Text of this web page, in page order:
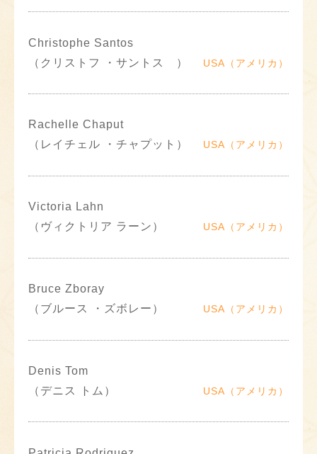
Christophe Santos
（クリストフ ・サントス ）
USA（アメリカ）
Rachelle Chaput
（レイチェル ・チャプット）
USA（アメリカ）
Victoria Lahn
（ヴィクトリア ラーン）
USA（アメリカ）
Bruce Zboray
（ブルース ・ズボレー）
USA（アメリカ）
Denis Tom
（デニス トム）
USA（アメリカ）